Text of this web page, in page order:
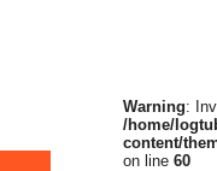
Warning:
/home/
content/
on line 60